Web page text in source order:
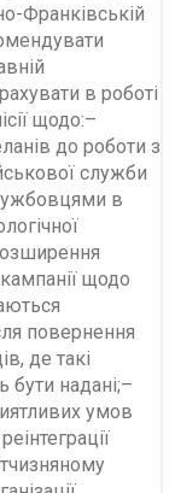
Франківській
в роботі
щодо:–
до роботи з
служби
в
щодо
повернення
де такі
бути надані;–
умов